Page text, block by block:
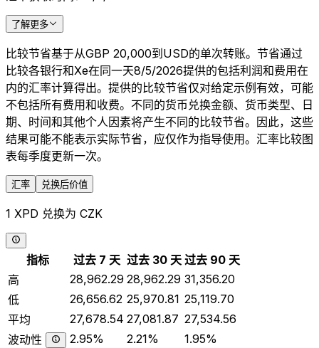
了解更多
比较节省基于从GBP 20,000到USD的单次转账。节省通过
比较各银行和Xe在同一天8/5/2026提供的包括利润和费用在
内的汇率计算得出。提供的比较节省仅对给定示例有效，可能
不包括所有费用和收费。不同的货币兑换金额、货币类型、日
期、时间和其他个人因素将产生不同的比较节省。因此，这些
结果可能不能表示实际节省，应仅作为指导使用。汇率比较图
表每季度更新一次。
汇率 兑换后价值
1 XPD 兑换为 CZK
指标 过去 7 天 过去 30 天 过去 90 天
高
28,962.29 28,962.29 31,356.20
低
26,656.62 25,970.81 25,119.70
平均
27,678.54 27,081.87 27,534.56
波动性
2.95% 2.21% 1.95%